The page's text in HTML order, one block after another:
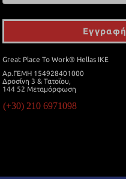
Εγγραφή
Great Place To Work® Hellas IKE
Aρ.ΓΕΜΗ 154928401000
Δροσίνη 3 & Τατοϊου,
144 52 Μεταμόρφωση
(+30) 210 6971098